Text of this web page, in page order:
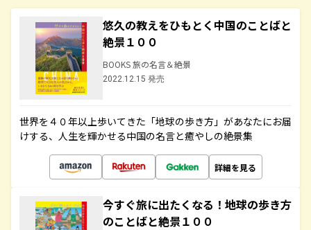
悠久の教えをひもとく中国のことばと
絶景１００
BOOKS 旅の名言＆絶景
2022.12.15 発売
世界を４０年以上歩いてきた「地球の歩き方」があなたにお届
けする、人生を輝かせる中国の名言と癒やしの絶景集
詳細を見る
今すぐ旅に出たくなる！地球の歩き方
のことばと絶景１００